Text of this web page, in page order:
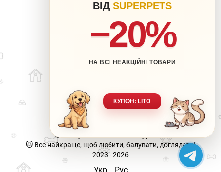
ВІД SUPERPETS
−20%
НА ВСІ НЕАКЦІЙНІ ТОВАРИ
КУПОН: LITO
063 217-20-99 066 707-11-17
Повна версія сайту
🐶 Ваш улюбленець-наша турбота.
🐱 Все найкраще, щоб любити, балувати, доглядати!
2023 - 2026
Укр Рус